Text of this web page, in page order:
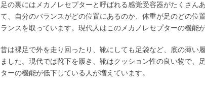
足の裏にはメカノレセプターと呼ばれる感覚受容器がたくさん
て、自分のバランスがどの位置にあるのか、体重が足のどの位
ランスを取っています。現代人はこのメカノレセプターの機能
昔は裸足で外を走り回ったり、靴にしても足袋など、底の薄い
ました。現代では靴下を履き、靴はクッション性の良い物で、
ターの機能が低下している人が増えています。